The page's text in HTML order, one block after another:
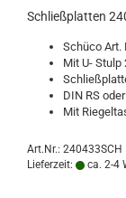
Schließ­plat­ten
Schü­co Art.
Mit U-
DIN RS
Mit
Art.Nr.: 240433SCH
Lieferzeit:
ca. 2-4